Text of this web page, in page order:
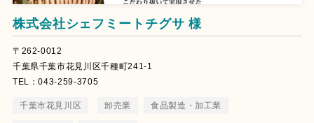
株式会社シェフミートチグサ 様
〒262-0012
千葉県千葉市花見川区千種町241-1
TEL：043-259-3705
千葉市花見川区 卸売業 食品製造・加工業